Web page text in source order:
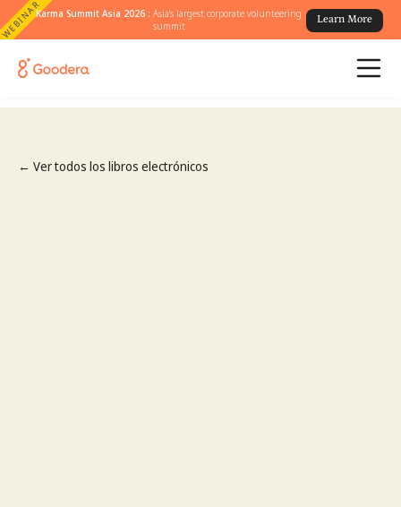
WEBINARKarma Summit Asia 2026 :Asia's largest corporate volunteering
summit
Learn More
← Ver todos los libros electrónicos